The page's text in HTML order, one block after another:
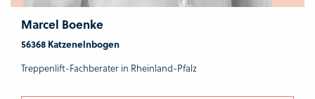
Marcel Boenke
56368 Katzenelnbogen
Treppenlift-Fachberater in Rheinland-Pfalz